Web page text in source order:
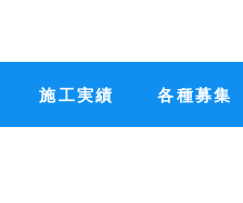
施工実績 各種募集